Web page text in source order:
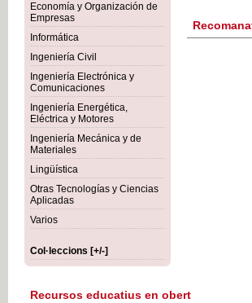
Economía y Organización de
Empresas
Informática
Ingeniería Civil
Ingeniería Electrónica y
Comunicaciones
Ingeniería Energética,
Eléctrica y Motores
Ingeniería Mecánica y de
Materiales
Lingüística
Otras Tecnologías y Ciencias
Aplicadas
Varios
Col·leccions [+/-]
Botánica
Recursos educatius en obert